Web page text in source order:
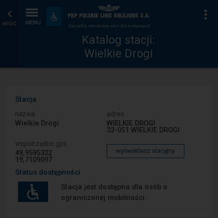
wróć MENU
Dostępność
i
udogodnienia
Katalog
stacji
Strona
główna
Katalog stacji:
Wielkie Drogi
Stacja
nazwa
Wielkie Drogi
adres
WIELKIE DROGI
32-051 WIELKIE DROGI
współrzędne gps
49,9595322
19,7109097
wyświetlacz stacyjny
Status dostępności
Stacja jest dostępna dla osób o
ograniczonej mobilności.